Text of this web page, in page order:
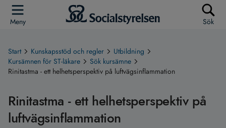
Meny Sök
Start Kunskapsstöd och regler
Utbildning
Kursämnen för ST-läkare
Sök kursämne
Rinitastma - ett helhetsperspektiv på luftvägsinflammation
Rinitastma - ett helhetsperspektiv på
luftvägsinflammation